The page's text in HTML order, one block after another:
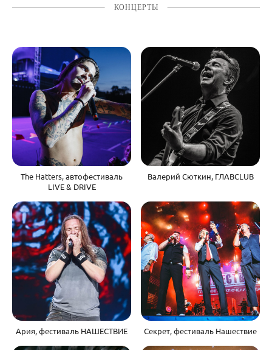
КОНЦЕРТЫ
The Hatters, автофестиваль
LIVE & DRIVE
Валерий Сюткин, ГЛАВCLUB
Ария, фестиваль НАШЕСТВИЕ Секрет, фестиваль Нашествие